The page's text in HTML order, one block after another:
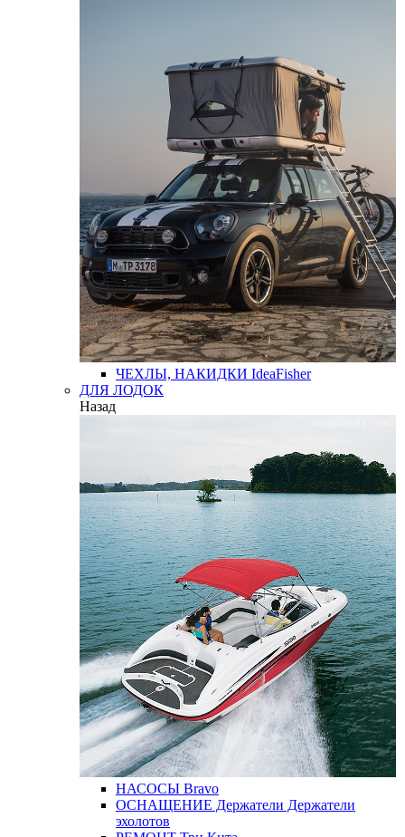
ЧЕХЛЫ, НАКИДКИ IdeaFisher
ДЛЯ ЛОДОК
Назад
НАСОСЫ Bravo
ОСНАЩЕНИЕ Держатели Держатели
эхолотов